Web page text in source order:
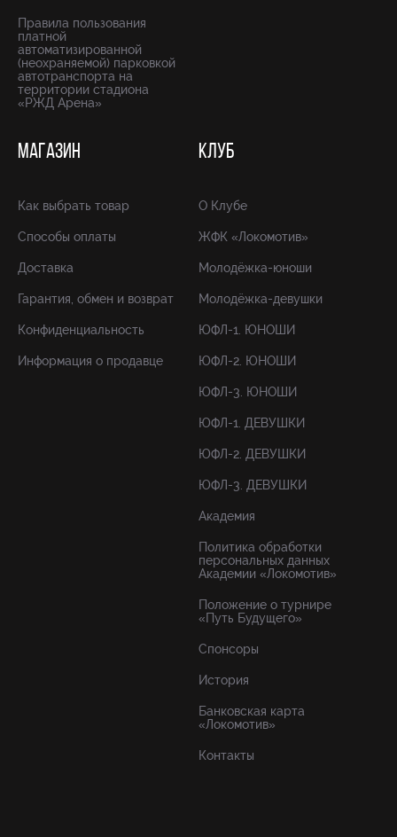
Правила пользования
платной
автоматизированной
(неохраняемой) парковкой
автотранспорта на
территории стадиона
«РЖД Арена»
МАГАЗИН
Как выбрать товар
Способы оплаты
Доставка
Гарантия, обмен и возврат
Конфиденциальность
Информация о продавце
КЛУБ
О Клубе
ЖФК «Локомотив»
Молодёжка-юноши
Молодёжка-девушки
ЮФЛ-1. ЮНОШИ
ЮФЛ-2. ЮНОШИ
ЮФЛ-3. ЮНОШИ
ЮФЛ-1. ДЕВУШКИ
ЮФЛ-2. ДЕВУШКИ
ЮФЛ-3. ДЕВУШКИ
Академия
Политика обработки
персональных данных
Академии «Локомотив»
Положение о турнире
«Путь Будущего»
Спонсоры
История
Банковская карта
«Локомотив»
Контакты